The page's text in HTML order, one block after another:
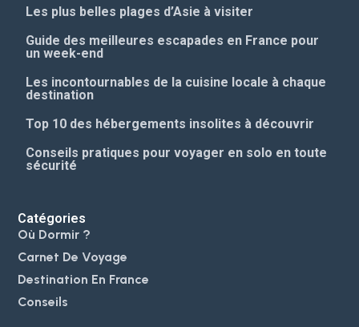
Les plus belles plages d’Asie à visiter
Guide des meilleures escapades en France pour
un week-end
Les incontournables de la cuisine locale à chaque
destination
Top 10 des hébergements insolites à découvrir
Conseils pratiques pour voyager en solo en toute
sécurité
Catégories
Où Dormir ?
Carnet De Voyage
Destination En France
Conseils